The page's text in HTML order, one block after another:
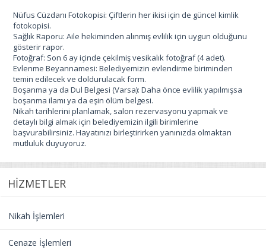
Nüfus Cüzdanı Fotokopisi: Çiftlerin her ikisi için de güncel kimlik
fotokopisi.
Sağlık Raporu: Aile hekiminden alınmış evlilik için uygun olduğunu
gösterir rapor.
Fotoğraf: Son 6 ay içinde çekilmiş vesikalık fotoğraf (4 adet).
Evlenme Beyannamesi: Belediyemizin evlendirme biriminden
temin edilecek ve doldurulacak form.
Boşanma ya da Dul Belgesi (Varsa): Daha önce evlilik yapılmışsa
boşanma ilamı ya da eşin ölüm belgesi.
Nikah tarihlerini planlamak, salon rezervasyonu yapmak ve
detaylı bilgi almak için belediyemizin ilgili birimlerine
başvurabilirsiniz. Hayatınızı birleştirirken yanınızda olmaktan
mutluluk duyuyoruz.
HİZMETLER
Nikah İşlemleri
Cenaze İşlemleri